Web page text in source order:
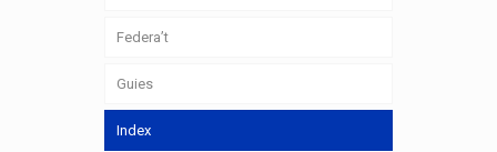
Federa’t
Guies
Index